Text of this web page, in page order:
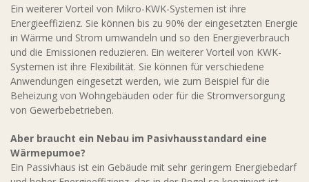
Ein weiterer Vorteil von Mikro-KWK-Systemen ist ihre
Energieeffizienz. Sie können bis zu 90% der eingesetzten Energie
in Wärme und Strom umwandeln und so den Energieverbrauch
und die Emissionen reduzieren. Ein weiterer Vorteil von KWK-
Systemen ist ihre Flexibilität. Sie können für verschiedene
Anwendungen eingesetzt werden, wie zum Beispiel für die
Beheizung von Wohngebäuden oder für die Stromversorgung
von Gewerbebetrieben.
Aber braucht ein Nebau im Pasivhausstandard eine
Wärmepumoe?
Ein Passivhaus ist ein Gebäude mit sehr geringem Energiebedarf